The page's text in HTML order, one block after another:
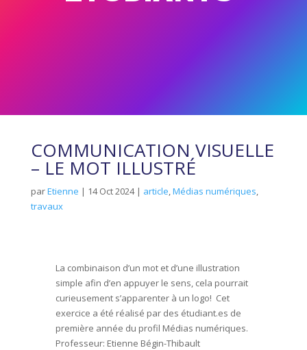
COMMUNICATION VISUELLE
– LE MOT ILLUSTRÉ
parEtienne | 14 Oct 2024| article,Médias numériques,
travaux
La combinaison d’un mot et d’une illustration
simple afin d’en appuyer le sens, cela pourrait
curieusement s’apparenter à un logo! Cet
exercice a été réalisé par des étudiant.es de
première année du profil Médias numériques.
Professeur: Etienne Bégin-Thibault